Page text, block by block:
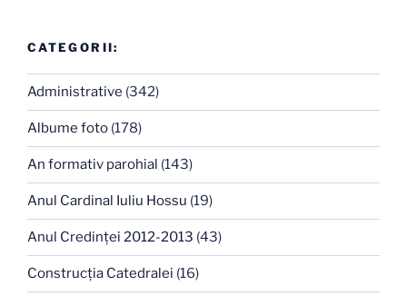
CATEGORII:
Administrative (342)
Albume foto (178)
An formativ parohial (143)
Anul Cardinal Iuliu Hossu (19)
Anul Credinţei 2012-2013 (43)
Construcţia Catedralei (16)